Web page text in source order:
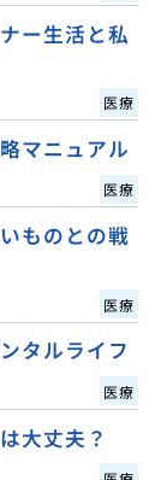
ー生活と私
医療
マニュアル
医療
ものとの戦
医療
タルライフ
医療
大丈夫？